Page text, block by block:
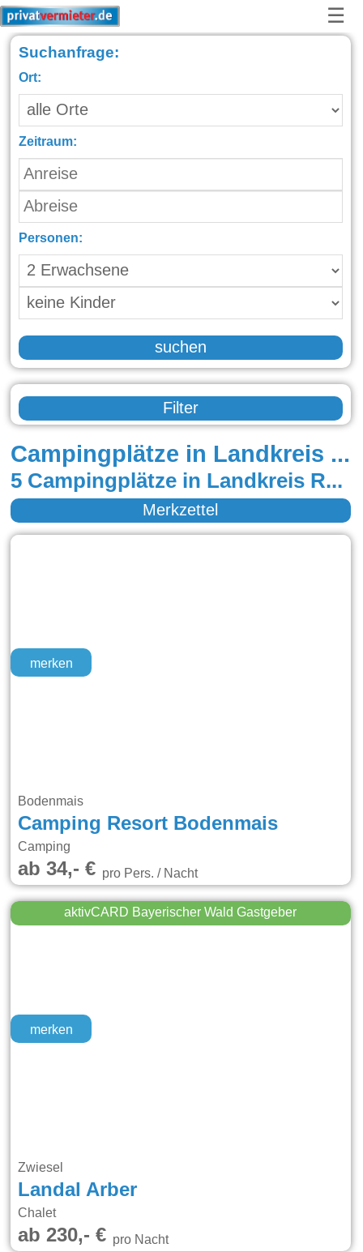
☰
Suchanfrage:
Ort:
Zeitraum:
Personen:
suchen
Filter
Campingplätze in Landkreis Regen
5 Campingplätze in Landkreis Regen
Merkzettel
merken
Bodenmais
Camping Resort Bodenmais
Camping
ab 34,- €pro Pers. / Nacht
merken
aktivCARD Bayerischer Wald Gastgeber
Zwiesel
Landal Arber
Chalet
ab 230,- €pro Nacht